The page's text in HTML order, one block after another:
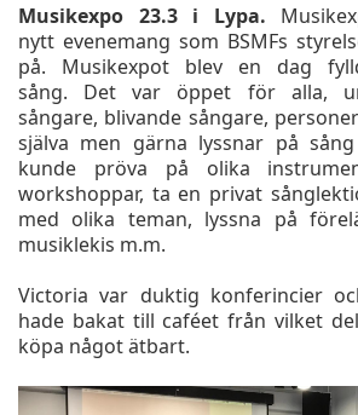
Musikexpo 23.3 i Lypa.
nytt evenemang som BSMFs
på. Musikexpot blev en dag
sång. Det var öppet för alla,
sångare, blivande sångare,
själva men gärna lyssnar på
kunde pröva på olika
workshoppar, ta en privat
med olika teman, lyssna på
musiklekis m.m.
Victoria var duktig konferincier
hade bakat till caféet från vilket
köpa något ätbart.